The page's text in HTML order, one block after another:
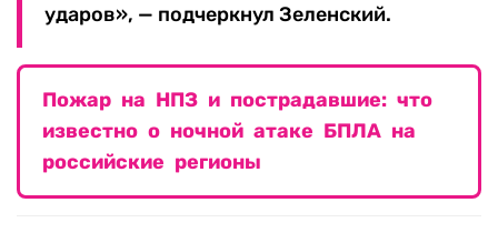
ударов», — подчеркнул Зеленский.
Пожар на НПЗ и пострадавшие: что
известно о ночной атаке БПЛА на
российские регионы